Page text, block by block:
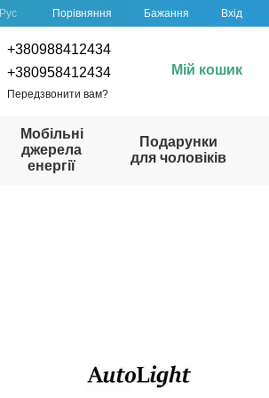
Рус Порівняння Бажання Вхід
+380988412434
+380958412434
Передзвонити вам?
Мій кошик
Мобільні
джерела
енергії
Подарунки
для чоловіків